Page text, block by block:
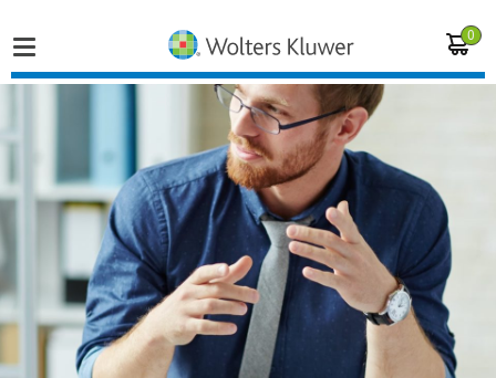
0
Vakgebieden
Actueel
Producten